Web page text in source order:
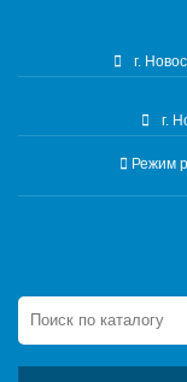
г.
г.
Режим